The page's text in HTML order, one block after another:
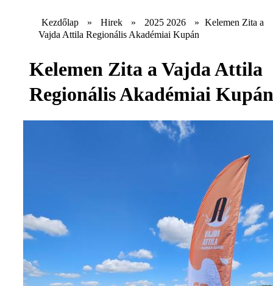
Kezdőlap » Hirek » 2025 2026 » Kelemen Zita a
Vajda Attila Regionális Akadémiai Kupán
Kelemen Zita a Vajda Attila
Regionális Akadémiai Kupán